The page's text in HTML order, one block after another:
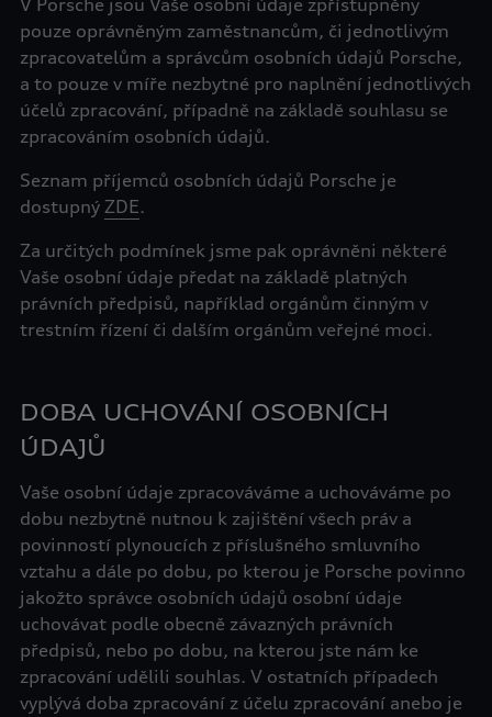
V Porsche jsou Vaše osobní údaje zpřístupněny
pouze oprávněným zaměstnancům, či jednotlivým
zpracovatelům a správcům osobních údajů Porsche,
a to pouze v míře nezbytné pro naplnění jednotlivých
účelů zpracování, případně na základě souhlasu se
zpracováním osobních údajů.
Seznam příjemců osobních údajů Porsche je
dostupný ZDE.
Za určitých podmínek jsme pak oprávněni některé
Vaše osobní údaje předat na základě platných
právních předpisů, například orgánům činným v
DOBA UCHOVÁNÍ OSOBNÍCH
ÚDAJŮ
Vaše osobní údaje zpracováváme a uchováváme po
dobu nezbytně nutnou k zajištění všech práv a
povinností plynoucích z příslušného smluvního
vztahu a dále po dobu, po kterou je Porsche povinno
jakožto správce osobních údajů osobní údaje
uchovávat podle obecně závazných právních
předpisů, nebo po dobu, na kterou jste nám ke
zpracování udělili souhlas. V ostatních případech
vyplývá doba zpracování z účelu zpracování anebo je